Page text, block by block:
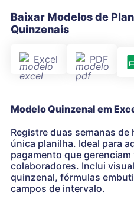
Baixar Modelos de
Quinzenais
Excel PDF
Modelo Quinzenal em
Registre duas semanas
única planilha. Ideal para
pagamento que
colaboradores. Inclui
quinzenal, fórmulas
campos de intervalo.